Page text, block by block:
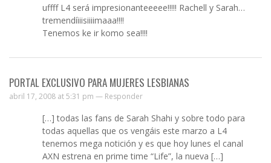
uffff L4 será impresionanteeeee!!!!! Rachell y Sarah…
tremendíiiisiiiimaaa!!!!
Tenemos ke ir komo sea!!!!
PORTAL EXCLUSIVO PARA MUJERES LESBIANAS
abril 17, 2008 at 5:31 pm — Responder
[…] todas las fans de Sarah Shahi y sobre todo para
todas aquellas que os vengáis este marzo a L4
tenemos mega notición y es que hoy lunes el canal
AXN estrena en prime time “Life”, la nueva […]